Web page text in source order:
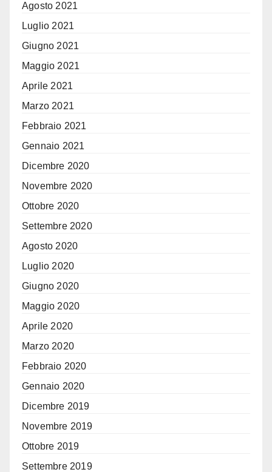
Agosto 2021
Luglio 2021
Giugno 2021
Maggio 2021
Aprile 2021
Marzo 2021
Febbraio 2021
Gennaio 2021
Dicembre 2020
Novembre 2020
Ottobre 2020
Settembre 2020
Agosto 2020
Luglio 2020
Giugno 2020
Maggio 2020
Aprile 2020
Marzo 2020
Febbraio 2020
Gennaio 2020
Dicembre 2019
Novembre 2019
Ottobre 2019
Settembre 2019